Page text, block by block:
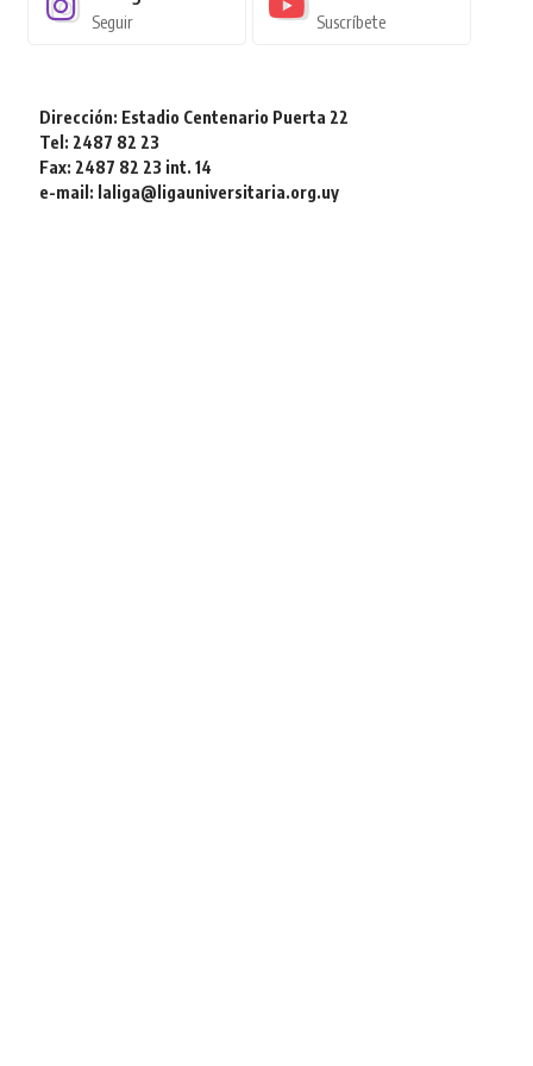
Seguir Suscríbete
Dirección: Estadio Centenario Puerta 22
Tel: 2487 82 23
Fax: 2487 82 23 int. 14
e-mail: laliga@ligauniversitaria.org.uy